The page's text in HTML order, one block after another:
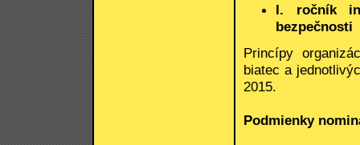
I. ročník
bezpečnosti
Princípy
biatec a
2015.
Podmienky